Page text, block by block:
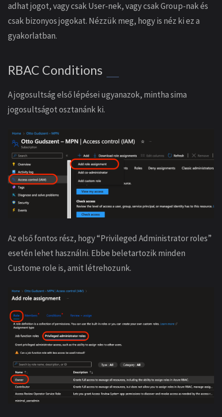
adhat jogot, vagy csak User-nek, vagy csak Group-nak és
csak bizonyos jogokat. Nézzük meg, hogy is néz ki ez a
gyakorlatban.
RBAC Conditions
A jogosultság első lépései ugyanazok, mintha sima
jogosultságot osztanánk ki.
Az első fontos rész, hogy “Privileged Administrator roles”
esetén lehet használni. Ebbe beletartozik minden
Custome role is, amit létrehozunk.